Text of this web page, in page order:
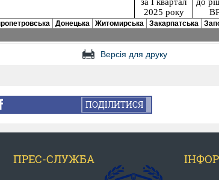
Версія для друку
ПОДІЛИТИСЯ
ПРЕС-СЛУЖБА